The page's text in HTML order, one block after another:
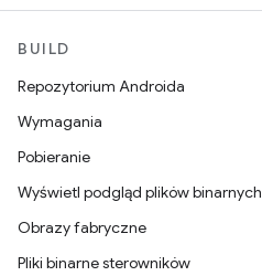
BUILD
Repozytorium Androida
Wymagania
Pobieranie
Wyświetl podgląd plików binarnych
Obrazy fabryczne
Pliki binarne sterowników